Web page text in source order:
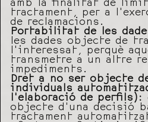
amb la finalitat de
tractament, per a
de reclamacions.
Portabilitat de les
les dades objecte de
l’interessat, perquè
transmetre a un altre
impediments.
Dret a no ser objecte
individuals
l’elaboració de perfils):
objecte d’una decisió
tractament